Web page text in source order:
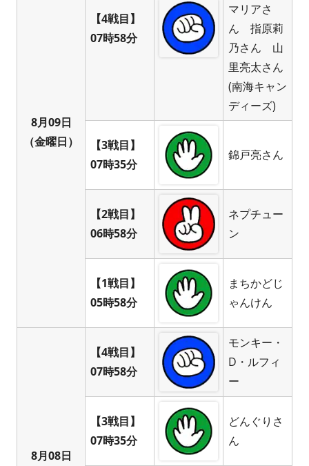
8月09日
（金曜日）
【4戦目】
07時58分
マリアさ
ん 指原莉
乃さん 山
里亮太さん
(南海キャン
ディーズ)
【3戦目】
07時35分
錦戸亮さん
【2戦目】
06時58分
ネプチュー
ン
【1戦目】
05時58分
まちかどじ
ゃんけん
8月08日
【4戦目】
07時58分
モンキー・
D・ルフィ
ー
【3戦目】
07時35分
どんぐりさ
ん